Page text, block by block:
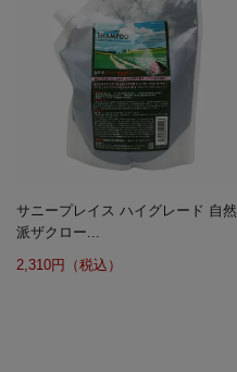
サニープレイス ハイグレード 自然
派ザクロー...
2,310円（税込）